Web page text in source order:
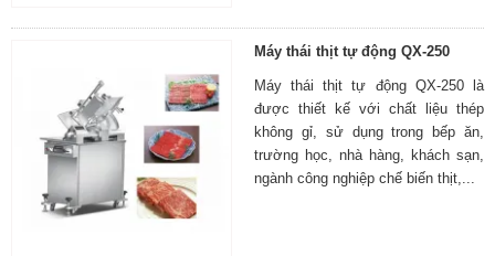
Máy thái thịt tự động QX-250
Máy thái thịt tự động QX-250 là
được thiết kế với chất liệu thép
không gỉ, sử dụng trong bếp ăn,
trường học, nhà hàng, khách sạn,
ngành công nghiệp chế biến thịt,...